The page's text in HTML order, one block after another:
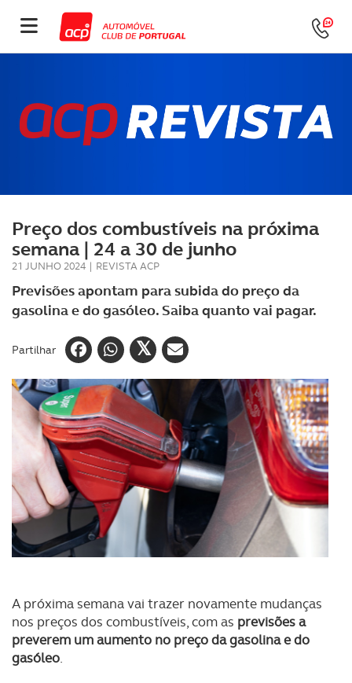
Preço dos combustíveis na próxima
semana | 24 a 30 de junho
21 JUNHO 2024 | REVISTA ACP
Previsões apontam para subida do preço da
gasolina e do gasóleo. Saiba quanto vai pagar.
Partilhar
A próxima semana vai trazer novamente mudanças
nos preços dos combustíveis, com as previsões a
preverem um aumento no preço da gasolina e do
gasóleo.